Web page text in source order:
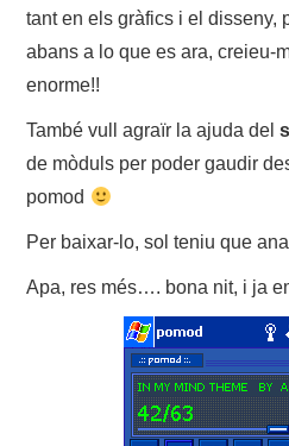
tant en els gràfics i el disseny,
abans a lo que es ara, creieu-
enorme!!
També vull agraïr la ajuda del
de mòduls per poder gaudir
pomod
Per baixar-lo, sol teniu que
Apa, res més…. bona nit, i ja